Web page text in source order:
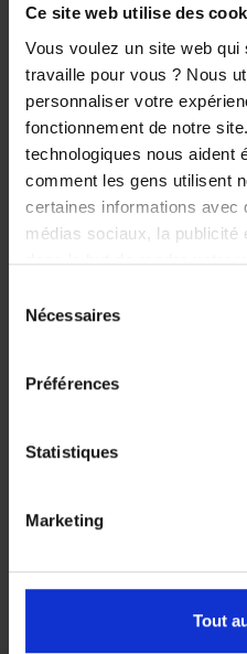
Ce site web utilise des
Vous voulez un site web
travaille pour vous ? Nous
personnaliser votre
fonctionnement de notre
technologiques nous aident
comment les gens utilisent
certaines informations avec
médias sociaux, la publicité
dans le but de rendre votre
Nécessaires
Préférences
Statistiques
Marketing
Tout
Précédent